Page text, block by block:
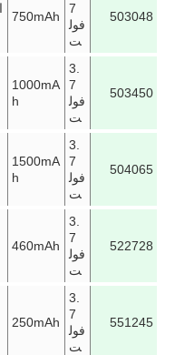
503048
7
فول
ت
750mAh
503450
3.
7
فول
ت
1000mA
h
504065
3.
7
فول
ت
1500mA
h
522728
3.
7
فول
ت
460mAh
551245
3.
7
فول
ت
250mAh